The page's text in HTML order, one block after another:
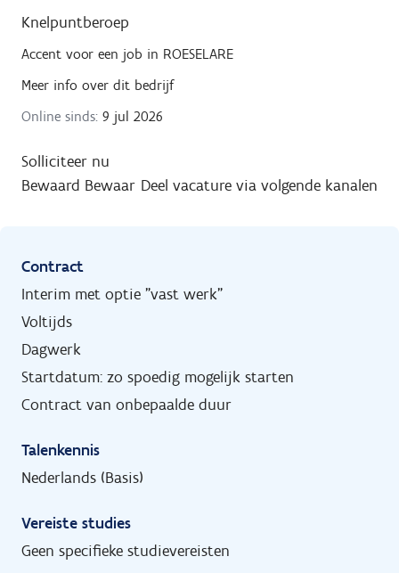
Knelpuntberoep
Accent voor een job in ROESELARE
Meer info over dit bedrijf
Online sinds: 9 jul 2026
Solliciteer nu
Bewaard Bewaar Deel vacature via volgende kanalen
Contract
Interim met optie "vast werk"
Voltijds
Dagwerk
Startdatum: zo spoedig mogelijk starten
Contract van onbepaalde duur
Talenkennis
Nederlands (Basis)
Vereiste studies
Geen specifieke studievereisten